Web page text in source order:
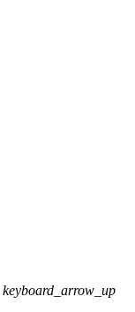
keyboard_arrow_up